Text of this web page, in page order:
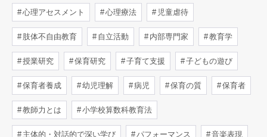
心理アセスメント 心理療法 児童虐待
肢体不自由教育 自立活動 内部専門家 教育学
授業研究 保育研究 子育て支援 子どもの遊び
保育者養成 幼児理解 病児 保育の質 保育者
教師力とは 小学校算数科教育法
主体的・対話的で深い学び パフォーマンス 音楽表現